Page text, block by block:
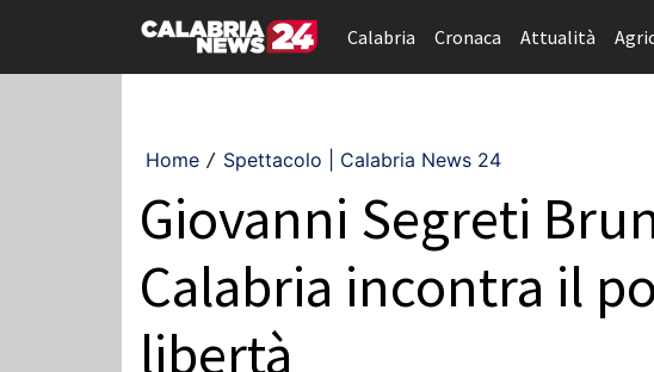
Calabria Cronaca Attualità
Home / Spettacolo | Calabria News 24
Giovanni Segreti
Calabria incontra il
libertà